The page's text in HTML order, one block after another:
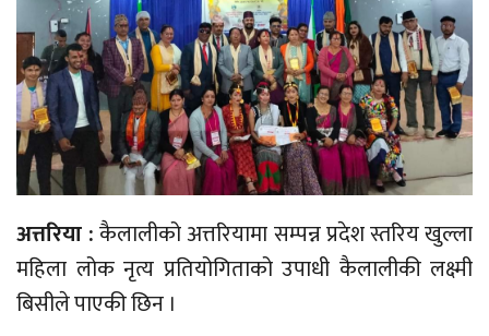
अत्तरिया :कैलालीको अत्तरियामा सम्पन्न प्रदेश स्तरिय खुल्ला
महिला लोक नृत्य प्रतियोगिताको उपाधी कैलालीकी लक्ष्मी
बिसीले पाएकी छिन ।